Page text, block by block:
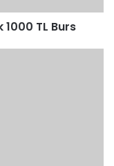
1000 TL Burs